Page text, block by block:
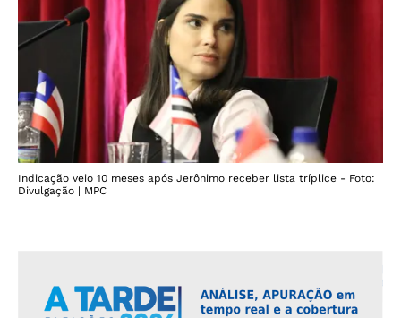
Indicação veio 10 meses após Jerônimo receber lista tríplice - Foto:
Divulgação | MPC